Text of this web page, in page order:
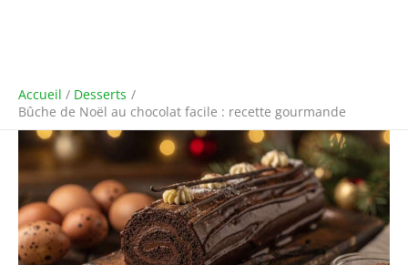
Accueil
Desserts
Bûche de Noël au chocolat facile : recette gourmande